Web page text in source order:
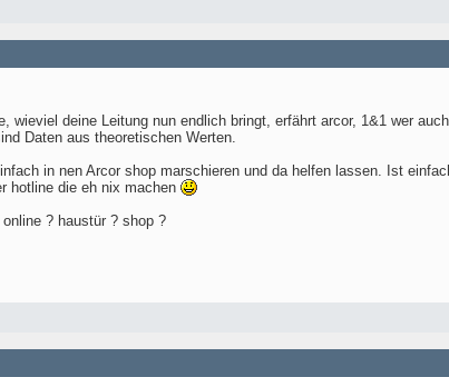
wieviel deine Leitung nun endlich bringt, erfährt arcor, 1&1 wer
Daten aus theoretischen Werten.
in nen Arcor shop marschieren und da helfen lassen. Ist
hotline die eh nix machen
? haustür ? shop ?